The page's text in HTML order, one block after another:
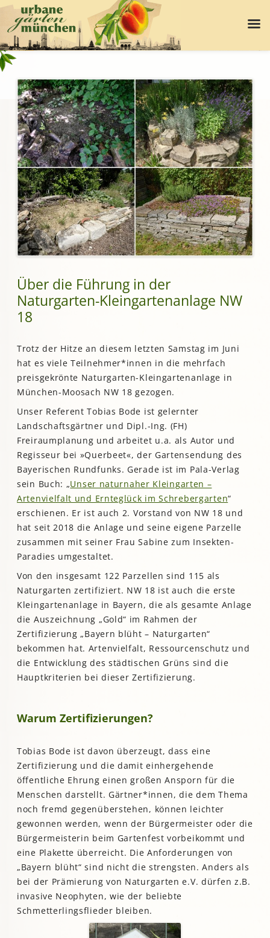
Über die Führung in der
Naturgarten-Kleingartenanlage NW
18
Trotz der Hitze an diesem letzten Samstag im Juni
hat es viele Teilnehmer*innen in die mehrfach
preisgekrönte Naturgarten-Kleingartenanlage in
München-Moosach NW 18 gezogen.
Unser Referent Tobias Bode ist gelernter
Landschaftsgärtner und Dipl.-Ing. (FH)
Freiraumplanung und arbeitet u.a. als Autor und
Regisseur bei »Querbeet«, der Gartensendung des
Bayerischen Rundfunks. Gerade ist im Pala-Verlag
sein Buch: „Unser naturnaher Kleingarten –
Artenvielfalt und Ernteglück im Schrebergarten“
erschienen. Er ist auch 2. Vorstand von NW 18 und
hat seit 2018 die Anlage und seine eigene Parzelle
zusammen mit seiner Frau Sabine zum Insekten-
Paradies umgestaltet.
Von den insgesamt 122 Parzellen sind 115 als
Naturgarten zertifiziert. NW 18 ist auch die erste
Kleingartenanlage in Bayern, die als gesamte Anlage
die Auszeichnung „Gold“ im Rahmen der
Zertifizierung „Bayern blüht – Naturgarten“
bekommen hat. Artenvielfalt, Ressourcenschutz und
die Entwicklung des städtischen Grüns sind die
Hauptkriterien bei dieser Zertifizierung.
Warum Zertifizierungen?
Tobias Bode ist davon überzeugt, dass eine
Zertifizierung und die damit einhergehende
öffentliche Ehrung einen großen Ansporn für die
Menschen darstellt. Gärtner*innen, die dem Thema
noch fremd gegenüberstehen, können leichter
gewonnen werden, wenn der Bürgermeister oder die
Bürgermeisterin beim Gartenfest vorbeikommt und
eine Plakette überreicht. Die Anforderungen von
„Bayern blüht“ sind nicht die strengsten. Anders als
bei der Prämierung von Naturgarten e.V. dürfen z.B.
invasive Neophyten, wie der beliebte
Schmetterlingsflieder bleiben.